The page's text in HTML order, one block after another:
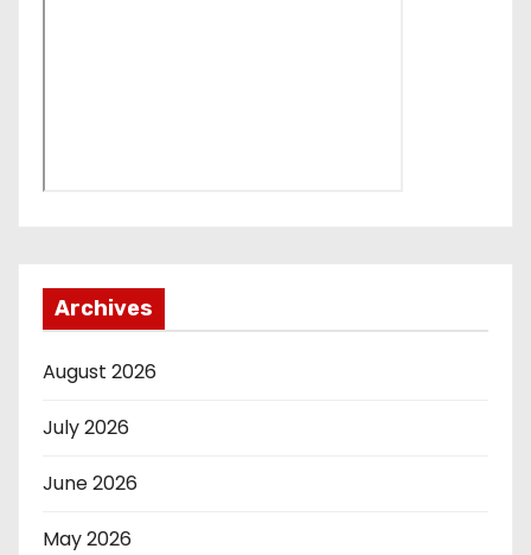
Archives
August 2026
July 2026
June 2026
May 2026